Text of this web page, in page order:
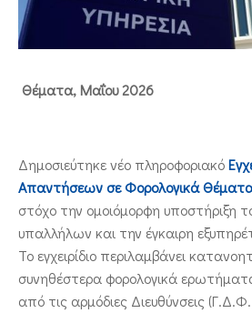
Θέματα, Μαΐου 2026
Δημοσιεύτηκε νέο πληροφοριακό
Απαντήσεων σε Φορολογικά
στόχο την ομοιόμορφη υποστήριξη
υπαλλήλων και την έγκαιρη
Το εγχειρίδιο περιλαμβάνει
συνηθέστερα φορολογικά
από τις αρμόδιες Διευθύνσεις